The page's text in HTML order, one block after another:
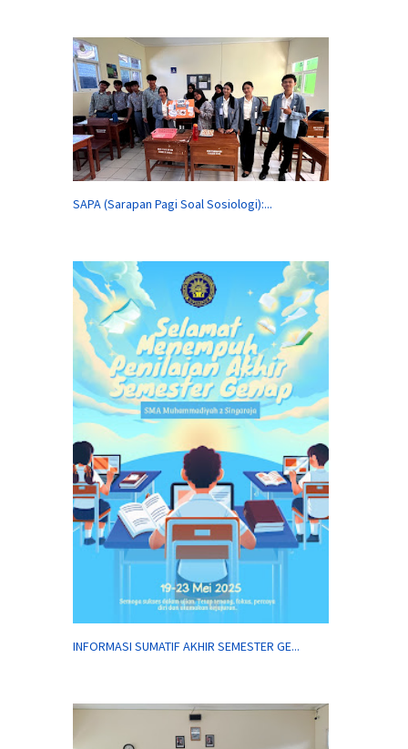
SAPA (Sarapan Pagi Soal Sosiologi):...
INFORMASI SUMATIF AKHIR SEMESTER GE...